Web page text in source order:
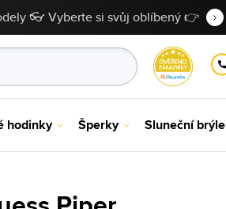
👓 Vyberte si svůj oblíbený 👉
hodinky Šperky Sluneční brýle